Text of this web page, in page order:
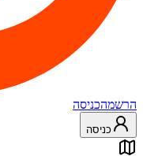
הרשמהכניסה
כניסה